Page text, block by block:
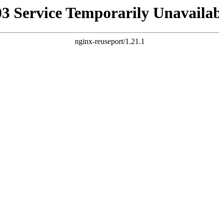
Service Temporarily
nginx-reuseport/1.21.1